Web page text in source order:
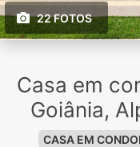
22 FOTOS
Casa em
Goiânia,
CASA EM